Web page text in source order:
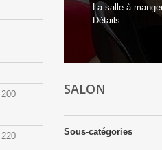
La salle à
Détails
SALON
Sous-catégories